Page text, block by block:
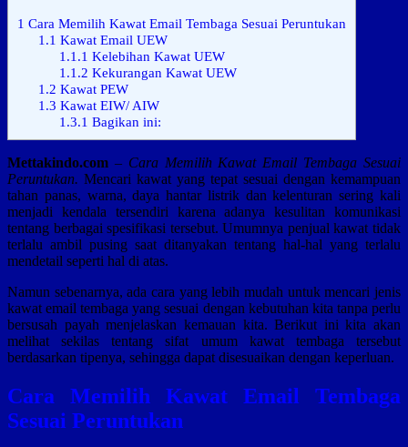
1 Cara Memilih Kawat Email Tembaga Sesuai Peruntukan
1.1 Kawat Email UEW
1.1.1 Kelebihan Kawat UEW
1.1.2 Kekurangan Kawat UEW
1.2 Kawat PEW
1.3 Kawat EIW/ AIW
1.3.1 Bagikan ini:
Mettakindo.com –Cara Memilih Kawat Email Tembaga Sesuai
Peruntukan. Mencari kawat yang tepat sesuai dengan kemampuan
tahan panas, warna, daya hantar listrik dan kelenturan sering kali
menjadi kendala tersendiri karena adanya kesulitan komunikasi
tentang berbagai spesifikasi tersebut. Umumnya penjual kawat tidak
terlalu ambil pusing saat ditanyakan tentang hal-hal yang terlalu
mendetail seperti hal di atas.
Namun sebenarnya, ada cara yang lebih mudah untuk mencari jenis
kawat email tembaga yang sesuai dengan kebutuhan kita tanpa perlu
bersusah payah menjelaskan kemauan kita. Berikut ini kita akan
melihat sekilas tentang sifat umum kawat tembaga tersebut
berdasarkan tipenya, sehingga dapat disesuaikan dengan keperluan.
Cara Memilih Kawat Email Tembaga
Sesuai Peruntukan